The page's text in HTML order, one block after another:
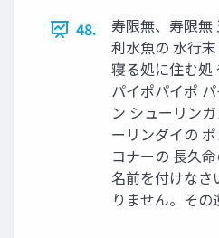
48.
寿限無、寿限無
利水魚の 水行
寝る処に住む処
パイポパイポ
ン シューリン
ーリンダイの
コナーの 長久
名前を付けなさ
りません。その